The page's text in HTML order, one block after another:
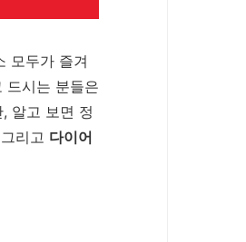
모두가 즐겨
드시는 분들은
알고 보면 정
그리고 다이어